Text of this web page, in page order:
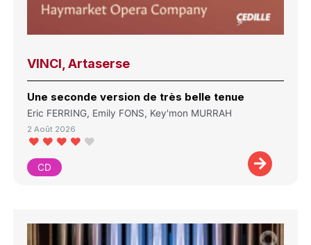
VINCI, Artaserse
Une seconde version de très belle tenue
Eric FERRING, Emily FONS, Key'mon MURRAH
2 Août 2026
CD